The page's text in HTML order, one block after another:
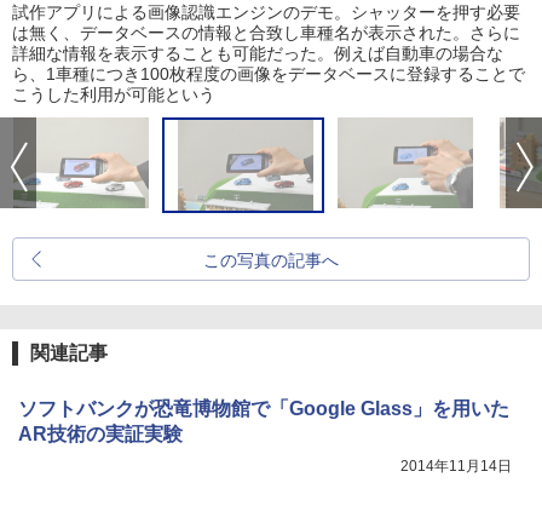
試作アプリによる画像認識エンジンのデモ。シャッターを押す必要
は無く、データベースの情報と合致し車種名が表示された。さらに
詳細な情報を表示することも可能だった。例えば自動車の場合な
ら、1車種につき100枚程度の画像をデータベースに登録することで
こうした利用が可能という
この写真の記事へ
関連記事
ソフトバンクが恐竜博物館で「Google Glass」を用いた
AR技術の実証実験
2014年11月14日